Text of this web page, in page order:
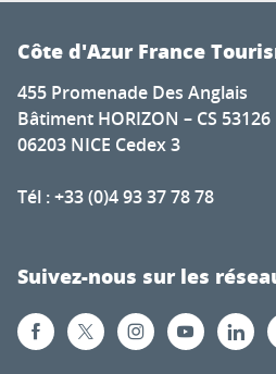
Côte d'Azur France
455 Promenade Des Anglais
Bâtiment HORIZON – CS 53126
06203 NICE Cedex 3
Tél : +33 (0)4 93 37 78 78
Suivez-nous sur les